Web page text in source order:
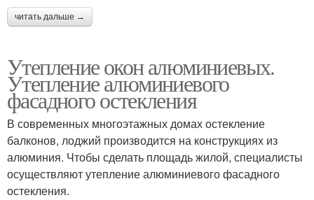
читать дальше →
Утепление окон алюминиевых.
Утепление алюминиевого
фасадного остекления
В современных многоэтажных домах остекление
балконов, лоджий производится на конструкциях из
алюминия. Чтобы сделать площадь жилой, специалисты
осуществляют утепление алюминиевого фасадного
остекления.